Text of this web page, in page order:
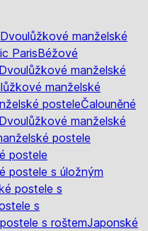
Dvoulůžkové manželské
ParisBéžové
Dvoulůžkové manželské
manželské
posteleČalouněné
Dvoulůžkové manželské
postele
postele
postele s úložným
postele s
s
s roštemJaponské